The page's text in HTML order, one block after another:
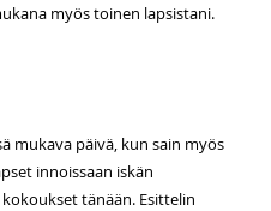
myös toinen lapsistani.
mukava päivä, kun sain myös
innoissaan iskän
tänään. Esittelin